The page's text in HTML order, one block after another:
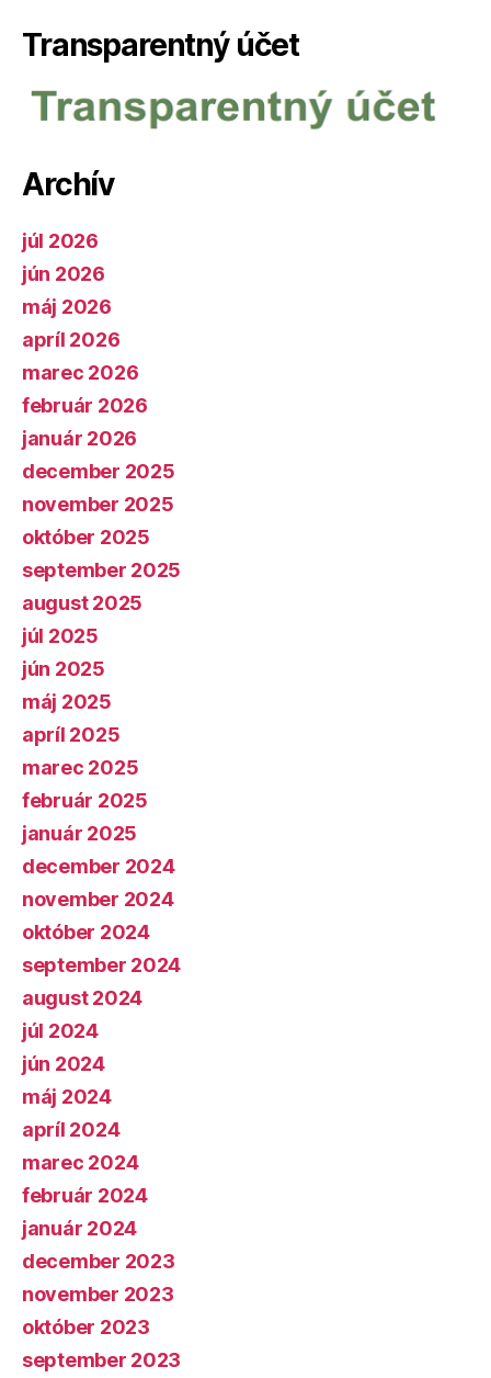
Transparentný účet
Archív
júl 2026
jún 2026
máj 2026
apríl 2026
marec 2026
február 2026
január 2026
december 2025
november 2025
október 2025
september 2025
august 2025
júl 2025
jún 2025
máj 2025
apríl 2025
marec 2025
február 2025
január 2025
december 2024
november 2024
október 2024
september 2024
august 2024
júl 2024
jún 2024
máj 2024
apríl 2024
marec 2024
február 2024
január 2024
december 2023
november 2023
október 2023
september 2023